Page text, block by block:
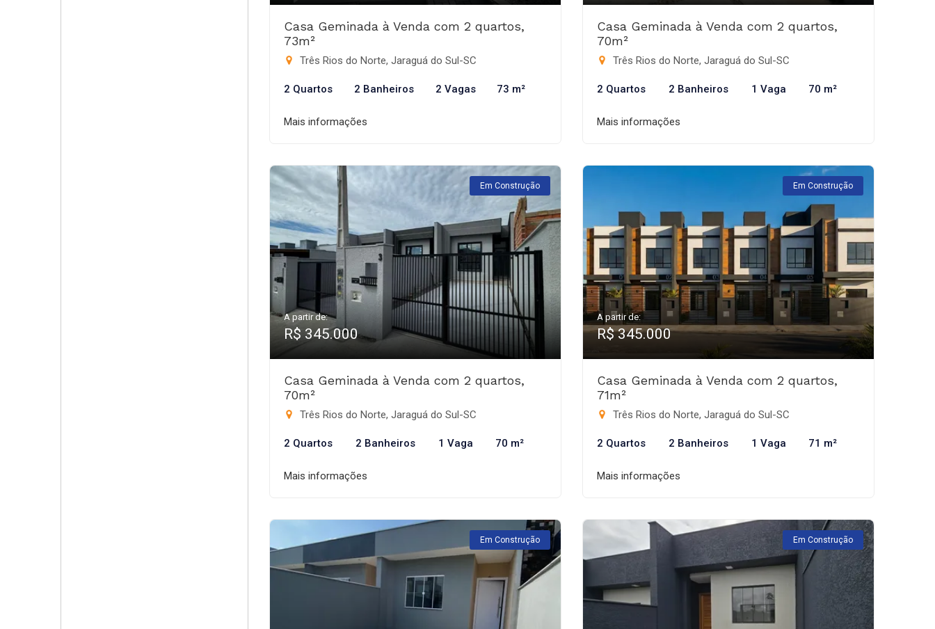
Casa Geminada à Venda com 2 quartos,
73m²
Três Rios do Norte, Jaraguá do Sul-SC
2 Quartos 2 Banheiros 2 Vagas 73 m²
Mais informações
Casa Geminada à Venda com 2 quartos,
70m²
Três Rios do Norte, Jaraguá do Sul-SC
2 Quartos 2 Banheiros 1 Vaga 70 m²
Mais informações
Em Construção
A partir de:
R$ 345.000
Casa Geminada à Venda com 2 quartos,
70m²
Três Rios do Norte, Jaraguá do Sul-SC
2 Quartos 2 Banheiros 1 Vaga 70 m²
Mais informações
Em Construção
A partir de:
R$ 345.000
Casa Geminada à Venda com 2 quartos,
71m²
Três Rios do Norte, Jaraguá do Sul-SC
2 Quartos 2 Banheiros 1 Vaga 71 m²
Mais informações
Em Construção Em Construção